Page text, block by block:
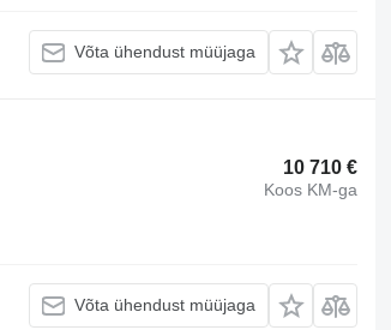
Võta ühendust müüjaga
10 710 €
Koos KM-ga
Võta ühendust müüjaga